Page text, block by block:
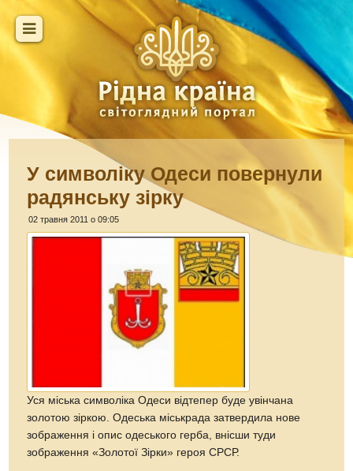
У символіку Одеси повернули
радянську зірку
02 травня 2011 о 09:05
Уся міська символіка Одеси відтепер буде увінчана
золотою зіркою. Одеська міськрада затвердила нове
зображення і опис одеського герба, внісши туди
зображення «Золотої Зірки» героя СРСР.